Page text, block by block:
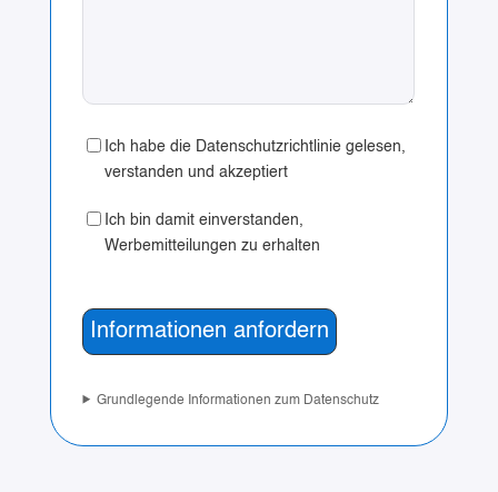
Ich habe die Datenschutzrichtlinie gelesen,
verstanden und akzeptiert
Ich bin damit einverstanden,
Werbemitteilungen zu erhalten
Grundlegende Informationen zum Datenschutz